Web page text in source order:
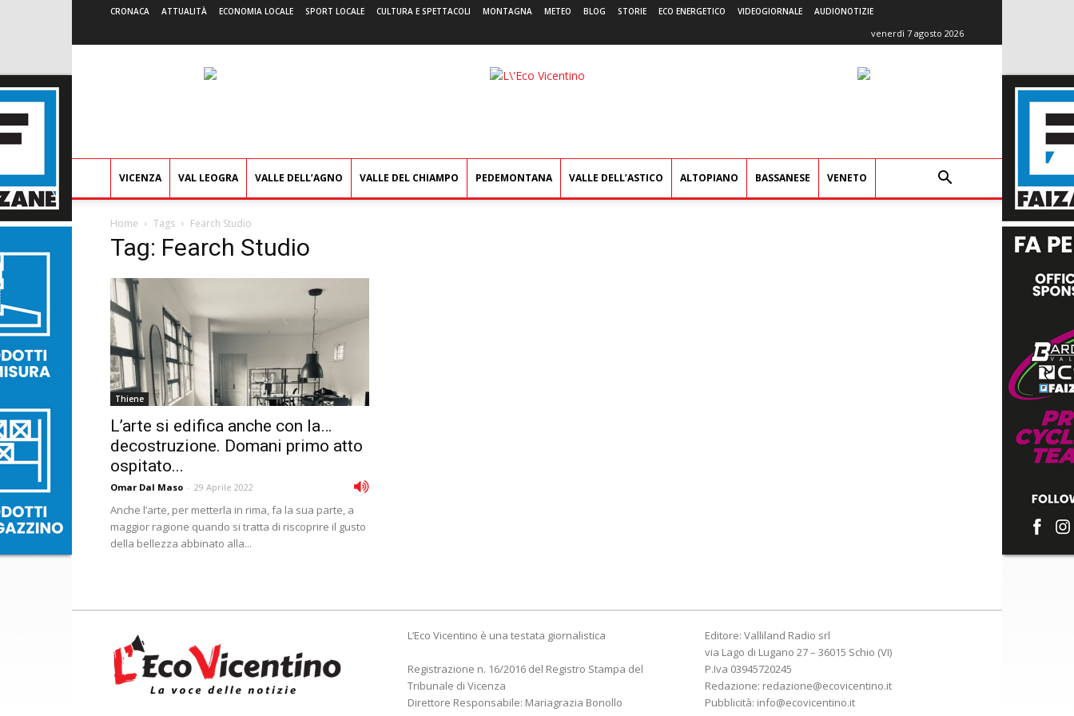
CRONACA ATTUALITÀ ECONOMIA LOCALE SPORT LOCALE CULTURA E SPETTACOLI MONTAGNA METEO BLOG STORIE ECO ENERGETICO VIDEOGIORNALE AUDIONOTIZIE
venerdì 7 agosto 2026
L'Eco
VICENZA VAL LEOGRA VALLE DELL’AGNO VALLE DEL CHIAMPO PEDEMONTANA VALLE DELL’ASTICO ALTOPIANO BASSANESE VENETO
Home Tags Fearch Studio
Tag: Fearch Studio
Thiene
L’arte si edifica anche con la…
decostruzione. Domani primo atto
ospitato...
Omar Dal Maso - 29 Aprile 2022
Anche l’arte, per metterla in rima, fa la sua parte, a
maggior ragione quando si tratta di riscoprire il gusto
della bellezza abbinato alla...
L’Eco Vicentino è una testata giornalistica
Registrazione n. 16/2016 del Registro Stampa del
Tribunale di Vicenza
Direttore Responsabile: Mariagrazia Bonollo
Editore: Valliland Radio srl
via Lago di Lugano 27 – 36015 Schio (VI)
P.Iva 03945720245
Redazione: redazione@ecovicentino.it
Pubblicità: info@ecovicentino.it